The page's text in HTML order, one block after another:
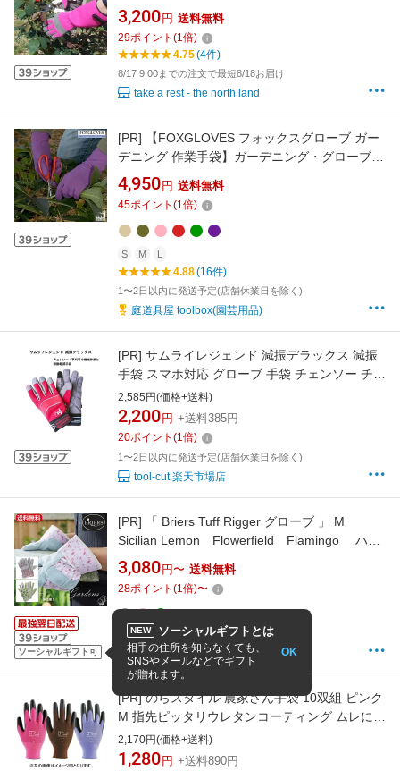
ト ギャザー縫製 男女兼用
3,200 円 送料無料
29ポイント (1倍)
4.75(4件)
8/17 9:00までの注文で最短8/18お届け
take a rest - the north land
[PR]
【FOXGLOVES フォックスグローブ ガー
デニング 作業手袋】ガーデニング・グローブ
「Grip」【ガーデニングの名品達】 ガーデニン
ググローブ 園芸用手袋 土いじり 農作業 作業用
手袋 ギフト包装可能 誕生日 敬老の日ギフト
4,950 円 送料無料
45ポイント (1倍)
S M L
4.88(16件)
1〜2日以内に発送予定(店舗休業日を除く)
庭道具屋 toolbox(園芸用品)
[PR] サムライレジェンド 減振デラックス 減振
手袋 スマホ対応 グローブ 手袋 チェンソー チェ
ーンソー 草刈機 刈払機
2,585円(価格+送料)
2,200 円 +送料385円
20ポイント (1倍)
1〜2日以内に発送予定(店舗休業日を除く)
tool-cut 楽天市場店
ソーシャルギフト可
[PR]
「 Briers Tuff Rigger グローブ 」 M
Sicilian Lemon Flowerfield Flamingo ハー
ドワーク用 作業グローブバラ 剪定 誘引 庭仕
事 イギリス ブリアーズ グリーン DIY 掃除
ローズ ガーデン 庭 イングリッシュガーデン 母
の日 プレゼント ばら用 【送料無料】
3,080 円〜 送料無料
28ポイント (1倍)〜
5 (1件)
GARDENS(ガーデンズ)
[PR]のらスタイル 農家さん手袋 10双組 ピンク
M 指先ピッタリウレタンコーティング ムレにく
い背抜き ガーデニング 収穫 選別 農作業
2,170円(価格+送料)
1,280 円 +送料890円
NEW ソーシャルギフトとは
相手の住所を知らなくても、
SNSやメールなどでギフト
が贈れます。
OK